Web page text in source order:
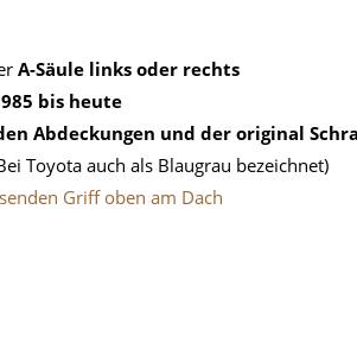
A-Säule links oder rechts
bis heute
Abdeckungen und der original
Toyota auch als Blaugrau bezeichnet)
Griff oben am Dach